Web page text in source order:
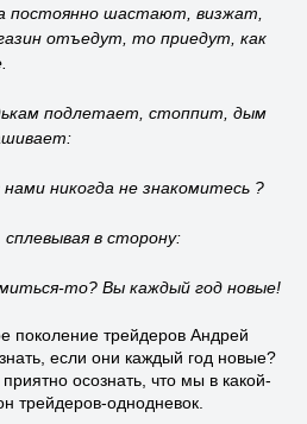
постоянно шастают, визжат,
отъедут, то приедут, как
подлетает, стоппит, дым
никогда не знакомитесь ?
в сторону:
то? Вы каждый год новые!
поколение трейдеров Андрей
если они каждый год новые?
осознать, что мы в какой-
трейдеров-однодневок.